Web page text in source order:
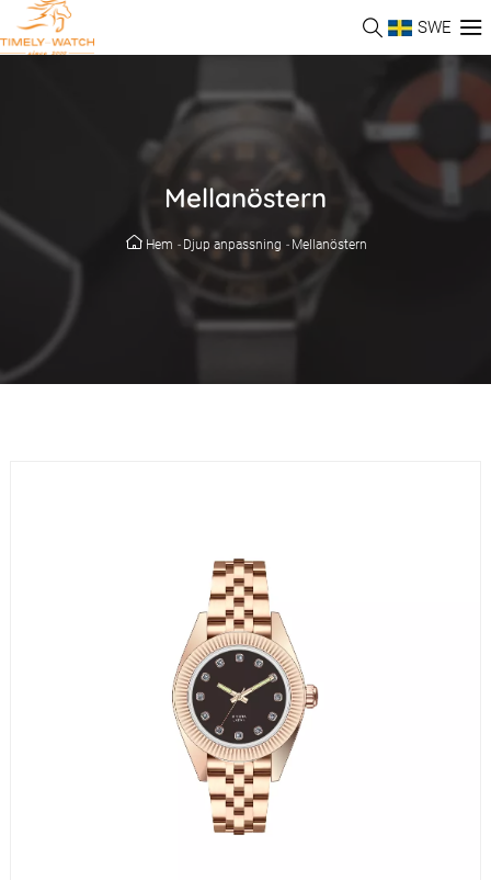
SWE
Mellanöstern
Hem - Djup anpassning - Mellanöstern